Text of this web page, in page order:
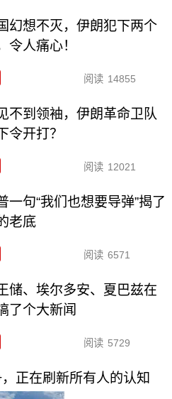
幻想不灭，伊朗犯下两个
令人痛心！
阅读 14855
不到领袖，伊朗革命卫队
令开打？
阅读 12021
一句“我们也想要导弹”揭了
老底
阅读 6571
储、埃尔多安、夏巴兹在
了个大新闻
阅读 5729
正在刷新所有人的认知